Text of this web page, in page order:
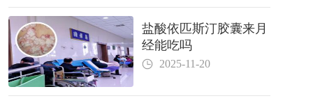
盐酸依匹斯汀胶囊来月
经能吃吗
2025-11-20